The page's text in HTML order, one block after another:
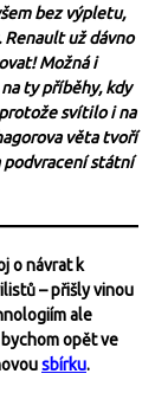
bez výpletu,
už dávno
Možná i
ty příběhy, kdy
svítilo i na
věta tvoří
podvracení státní
o návrat k
– přišly vinou
ale
opět ve
sbírku.